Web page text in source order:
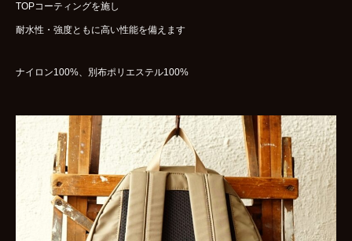
TOPコーティングを施し
耐水性・強度ともに高い性能を備えます
ナイロン100%、別布ポリエステル100%